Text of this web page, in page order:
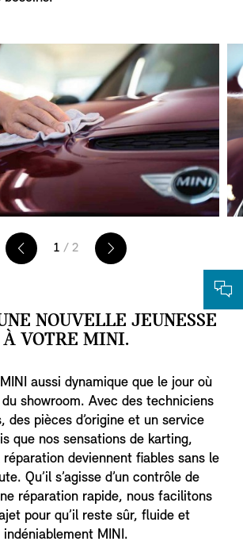
1 / 2
NOUVELLE JEUNESSE
À VOTRE MINI.
aussi dynamique que le jour où
showroom. Avec des techniciens
des pièces d’origine et un service
que nos sensations de karting,
réparation deviennent fiables sans le
Qu’il s’agisse d’un contrôle de
réparation rapide, nous facilitons
pour qu’il reste sûr, fluide et
indéniablement MINI.